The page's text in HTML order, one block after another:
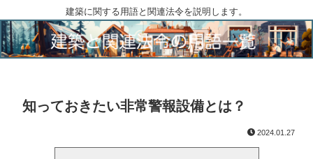
建築に関する用語と関連法令を説明します。
知っておきたい非常警報設備とは？
2024.01.27